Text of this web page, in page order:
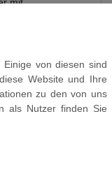
mit
bis 90°C
mit 70°C
gemäß KTW-
von diesen sind
Website und Ihre
zu den von uns
als Nutzer finden Sie